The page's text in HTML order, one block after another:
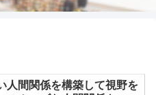
人間関係を構築して視野を